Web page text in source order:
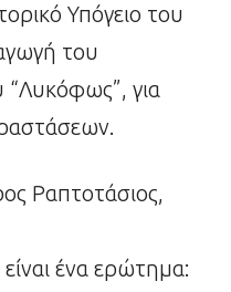
Υπόγειο του
του
“Λυκόφως”, για
Ραπτοτάσιος,
ένα ερώτημα: